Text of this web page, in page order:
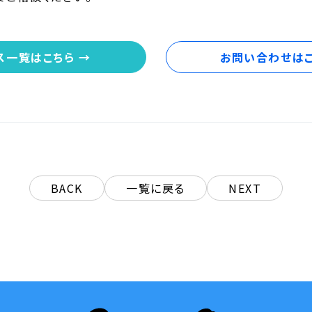
一覧はこちら → お問い合わせは
BACK 一覧に戻る NEXT